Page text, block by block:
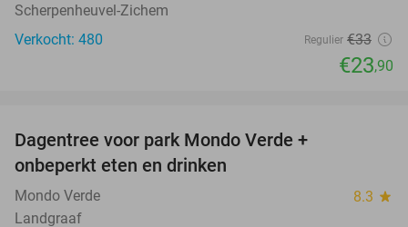
Scherpenheuvel-Zichem
Verkocht: 480
Regulier €33
€23,90
Dagentree voor park Mondo Verde +
onbeperkt eten en drinken
Mondo Verde 8.3 star
Landgraaf